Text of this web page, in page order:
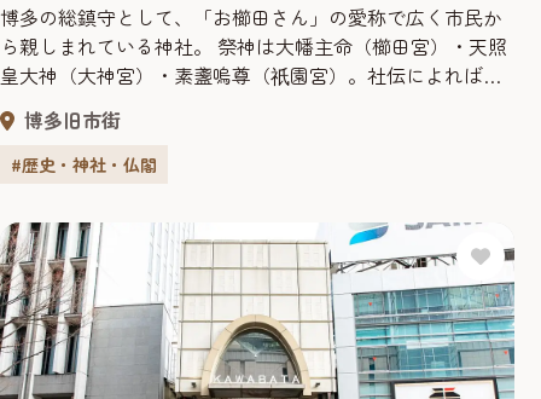
博多の総鎮守として、「お櫛田さん」の愛称で広く市民か
ら親しまれている神社。 祭神は大幡主命（櫛田宮）・天照
皇大神（大神宮）・素盞嗚尊（祇園宮）。社伝によれば天
平宝字元年（757）、孝謙天皇の御代に伊勢松坂の櫛田神社
を勧進して創建したとされています。天正15年（1587年）
の豊臣秀吉が博多復興にあたり、社殿の建立寄進がなされ
物詩として全...
博多旧市街
#歴史・神社・仏閣